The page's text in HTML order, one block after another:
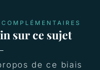
sur ce sujet
de ce biais